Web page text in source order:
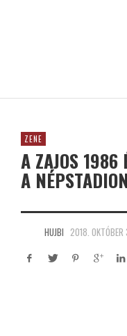
ZENE
A ZAJOS 1986
A
HUJBI 2018. OKTÓBER